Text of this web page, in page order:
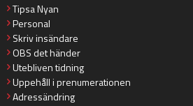
Tipsa Nyan
Personal
Skriv insändare
OBS det händer
Utebliven tidning
Uppehåll i prenumerationen
Adressändring